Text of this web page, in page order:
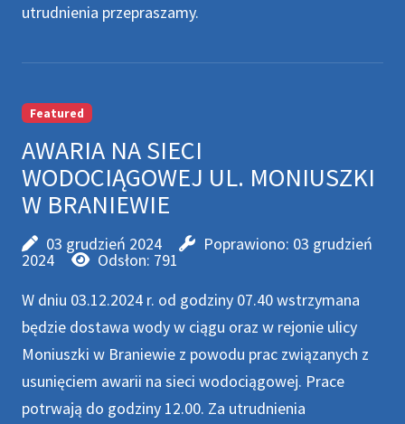
utrudnienia przepraszamy.
Featured
AWARIA NA SIECI
WODOCIĄGOWEJ UL. MONIUSZKI
W BRANIEWIE
03 grudzień 2024 Poprawiono: 03 grudzień
2024
Odsłon: 791
W dniu 03.12.2024 r. od godziny 07.40 wstrzymana
będzie dostawa wody w ciągu oraz w rejonie ulicy
Moniuszki w Braniewie z powodu prac związanych z
usunięciem awarii na sieci wodociągowej. Prace
potrwają do godziny 12.00. Za utrudnienia